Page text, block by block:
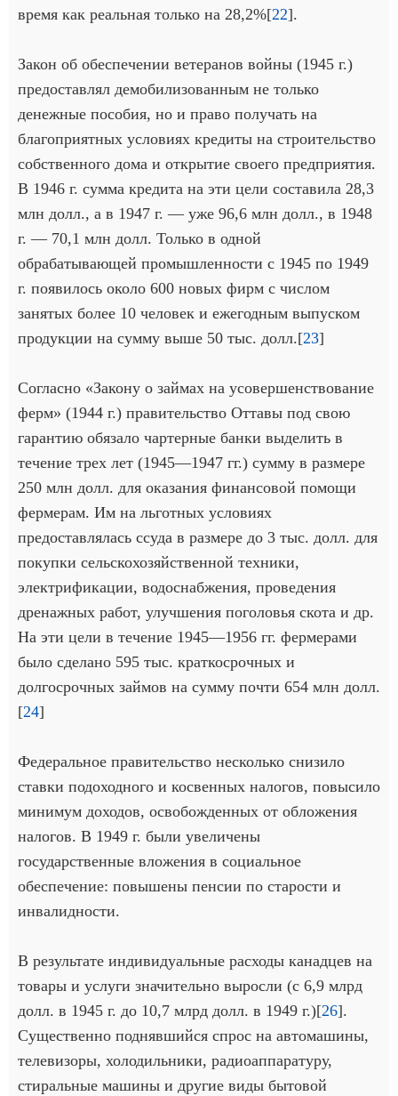
время как реальная только на 28,2%[22].
Закон об обеспечении ветеранов войны (1945 г.)
предоставлял демобилизованным не только
денежные пособия, но и право получать на
благоприятных условиях кредиты на строительство
собственного дома и открытие своего предприятия.
В 1946 г. сумма кредита на эти цели составила 28,3
млн долл., а в 1947 г. — уже 96,6 млн долл., в 1948
г. — 70,1 млн долл. Только в одной
обрабатывающей промышленности с 1945 по 1949
г. появилось около 600 новых фирм с числом
занятых более 10 человек и ежегодным выпуском
продукции на сумму выше 50 тыс. долл.[23]
Согласно «Закону о займах на усовершенствование
ферм» (1944 г.) правительство Оттавы под свою
гарантию обязало чартерные банки выделить в
течение трех лет (1945—1947 гг.) сумму в размере
250 млн долл. для оказания финансовой помощи
фермерам. Им на льготных условиях
предоставлялась ссуда в размере до 3 тыс. долл. для
покупки сельскохозяйственной техники,
электрификации, водоснабжения, проведения
дренажных работ, улучшения поголовья скота и др.
На эти цели в течение 1945—1956 гг. фермерами
было сделано 595 тыс. краткосрочных и
долгосрочных займов на сумму почти 654 млн долл.
[24]
Федеральное правительство несколько снизило
ставки подоходного и косвенных налогов, повысило
минимум доходов, освобожденных от обложения
налогов. В 1949 г. были увеличены
государственные вложения в социальное
обеспечение: повышены пенсии по старости и
инвалидности.
В результате индивидуальные расходы канадцев на
товары и услуги значительно выросли (с 6,9 млрд
долл. в 1945 г. до 10,7 млрд долл. в 1949 г.)[26].
Существенно поднявшийся спрос на автомашины,
телевизоры, холодильники, радиоаппаратуру,
стиральные машины и другие виды бытовой